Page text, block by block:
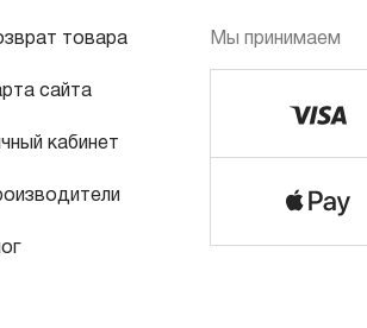
товара
сайта
кабинет
Мы принимаем